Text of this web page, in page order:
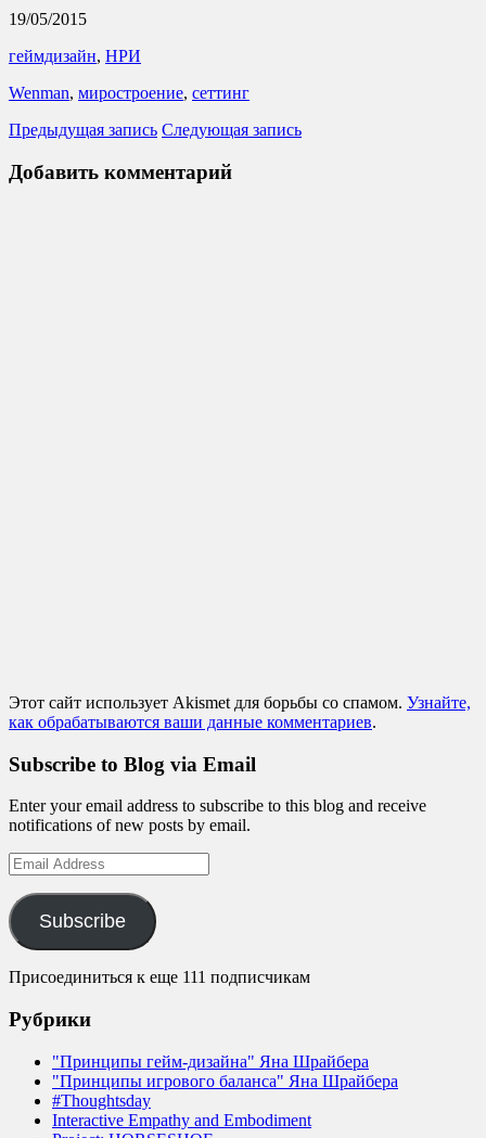
19/05/2015
геймдизайн, НРИ
Wenman, миростроение, сеттинг
Предыдущая запись Следующая запись
Добавить комментарий
Этот сайт использует Akismet для борьбы со спамом. Узнайте,
как обрабатываются ваши данные комментариев.
Subscribe to Blog via Email
Enter your email address to subscribe to this blog and receive
notifications of new posts by email.
Email
Address
Subscribe
Присоединиться к еще 111 подписчикам
Рубрики
"Принципы гейм-дизайна" Яна Шрайбера
"Принципы игрового баланса" Яна Шрайбера
#Thoughtsday
Interactive Empathy and Embodiment